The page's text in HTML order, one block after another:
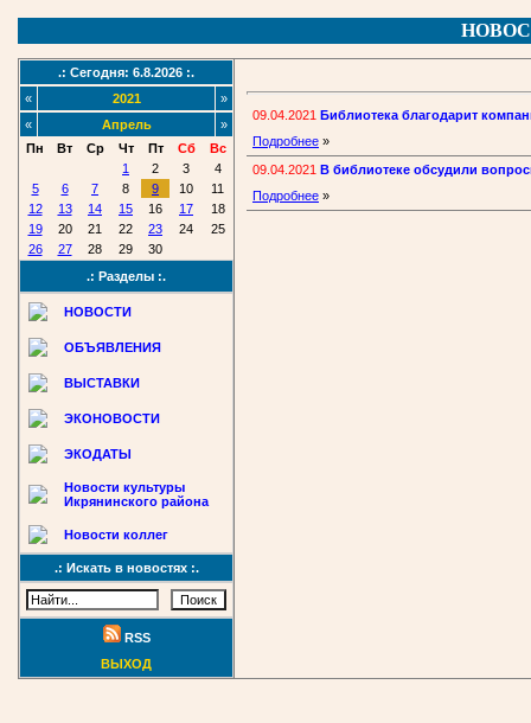
.: Сегодня: 6.8.2026 :.
«
2021
»
«
Апрель
»
Пн
Вт Ср Чт Пт Сб
Вс
1
2 3
4
5
6 7 8 9 10
11
12
13 14 15 16 17
18
19
20 21 22 23 24
25
26
27 28 29
30
.: Разделы :.
НОВОСТИ
ОБЪЯВЛЕНИЯ
ВЫСТАВКИ
ЭКОНОВОСТИ
ЭКОДАТЫ
Новости культуры
Икрянинского района
Новости коллег
.: Искать в новостях :.
RSS
ВЫХОД
09.04.2021 Библиотека благодарит
Подробнее »
09.04.2021 В библиотеке обсудили
Подробнее »